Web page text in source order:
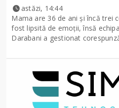
astăzi, 14:44
Mama are 36 de ani și încă trei
fost lipsită de emoții, însă
Darabani a gestionat